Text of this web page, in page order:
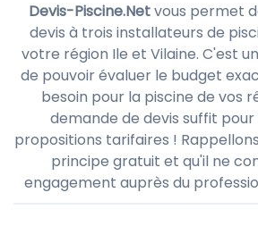
Devis-Piscine.Netvous permet
devis à trois installateurs de
votre région Ile et Vilaine. C'est
de pouvoir évaluer le budget
besoin pour la piscine de vos
demande de devis suffit
propositions tarifaires !
principe gratuit et qu'il ne
engagement auprès du